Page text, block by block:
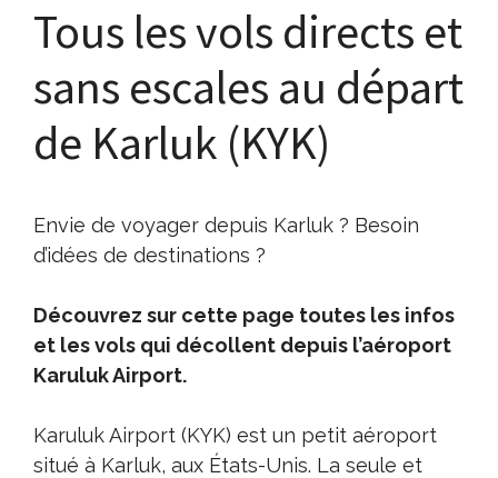
Tous les vols directs et
sans escales au départ
de Karluk (KYK)
Envie de voyager depuis Karluk ? Besoin
d’idées de destinations ?
Découvrez sur cette page toutes les infos
et les vols qui décollent depuis l’aéroport
Karuluk Airport.
Karuluk Airport (KYK) est un petit aéroport
situé à Karluk, aux États-Unis. La seule et